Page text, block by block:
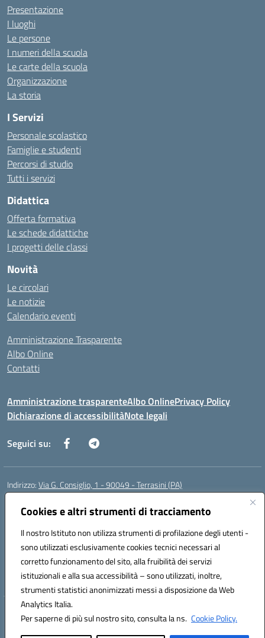
Cookies e altri strumenti di tracciamento
Il nostro Istituto non utilizza strumenti di profilazione degli utenti -
sono utilizzati esclusivamente cookies tecnici necessari al
corretto funzionamento del sito, alla fruibilità dei servizi
istituzionali e alla sua accessibilità – sono utilizzati, inoltre,
strumenti statistici anonimizzati messi a disposizione da Web
Analytics Italia.
Per saperne di più sul nostro sito, consulta la ns. Cookie Policy.
Presentazione
I luoghi
Le persone
I numeri della scuola
Le carte della scuola
Organizzazione
La storia
I Servizi
Personale scolastico
Famiglie e studenti
Percorsi di studio
Tutti i servizi
Didattica
Offerta formativa
Le schede didattiche
I progetti delle classi
Novità
Le circolari
Le notizie
Calendario eventi
Amministrazione Trasparente
Albo Online
Contatti
Amministrazione trasparenteAlbo OnlinePrivacy Policy
Dichiarazione di accessibilitàNote legali
Seguici su:
Indirizzo:Via G. Consiglio, 1 - 90049 - Terrasini (PA)
Centralino:
Posta elettronica certificata (PEC):paic88700d@pec.istruzione.it
Codice fiscale: 80025710825
Codice meccanografico:PAIC88700D
Codice Indice delle Pubbliche Amministrazioni (IPA): istsc_paic88700d
Codice unico di fatturazione (CUF): UF7LHF
Hosting & Powered by 3D Solution S.r.l.
Concept & Design by Designers Italia